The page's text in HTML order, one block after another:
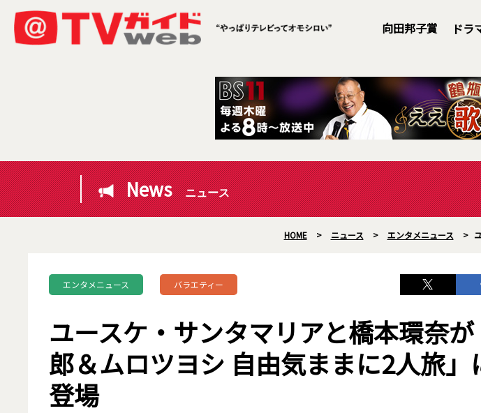
向田邦子賞 ドラ
News ニュース
HOME > ニュース > エンタメニュース >
エンタメニュース バラエティー
ユースケ・サンタマリアと橋本環奈
郎＆ムロツヨシ 自由気ままに2人旅」
登場